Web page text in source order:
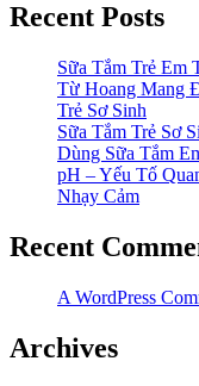
Thần
Của
Bạn”
Recent Posts
Sữa Tắm Trẻ Em
Từ Hoang Mang
Trẻ Sơ Sinh
Sữa Tắm Trẻ Sơ
Dùng Sữa Tắm
pH – Yếu Tố
Nhạy Cảm
Recent
A WordPress
Archives